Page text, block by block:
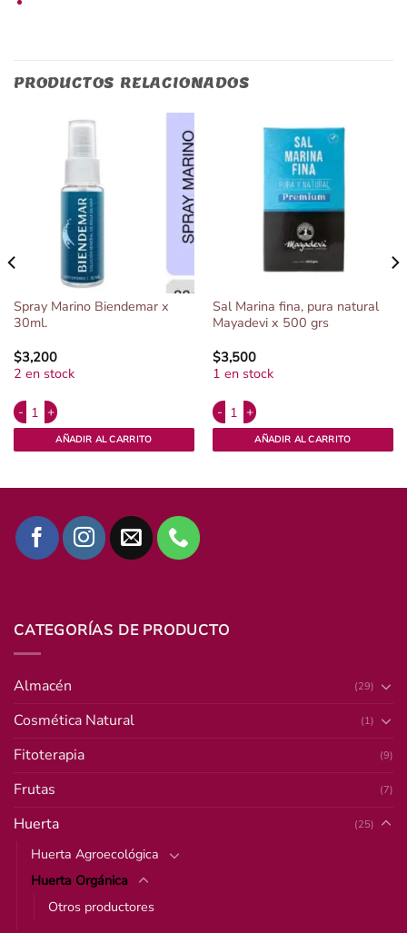
PRODUCTOS RELACIONADOS
Spray Marino Biendemar x
30ml.
$3,200
2 en stock
Spray Marino Biendemar x 30ml. cantidad
AÑADIR AL CARRITO
Sal Marina fina, pura natural
Mayadevi x 500 grs
$3,500
1 en stock
Sal Marina fina, pura natural
AÑADIR AL CARRITO
educativo La Colmena. cantidad
CATEGORÍAS DE PRODUCTO
Almacén (29)
Cosmética Natural (1)
Fitoterapia (9)
Frutas (7)
Huerta (25)
Huerta Agroecológica
Huerta Orgánica
Otros productores